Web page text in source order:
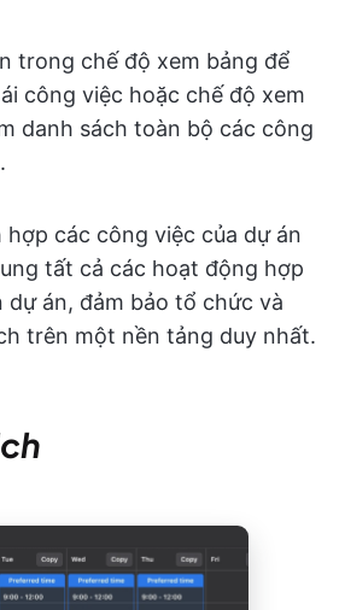
trong chế độ xem bảng để
công việc hoặc chế độ xem
danh sách toàn bộ các công
các công việc của dự án
tất cả các hoạt động hợp
dự án, đảm bảo tổ chức và
trên một nền tảng duy nhất.